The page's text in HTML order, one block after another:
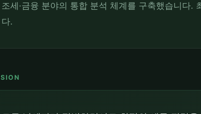
조세·금융 분야의 통합 분석 체계를 구축했습니다
다.